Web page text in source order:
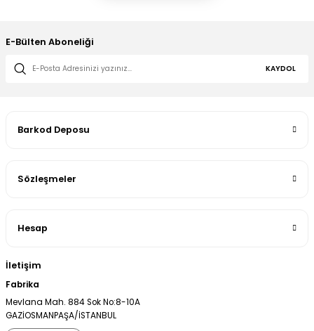
E-Bülten Aboneliği
KAYDOL
Barkod Deposu
Sözleşmeler
Hesap
İletişim
Fabrika
Mevlana Mah. 884 Sok No:8-10A
GAZİOSMANPAŞA/İSTANBUL